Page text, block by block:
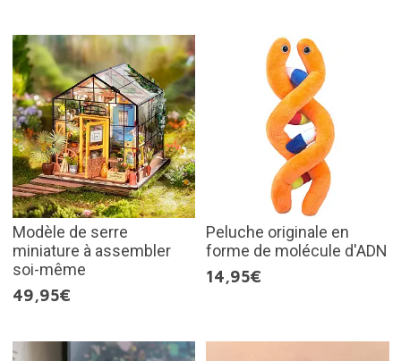
Modèle de serre
miniature à assembler
soi-même
49,95€
Peluche originale en
forme de molécule d'ADN
14,95€